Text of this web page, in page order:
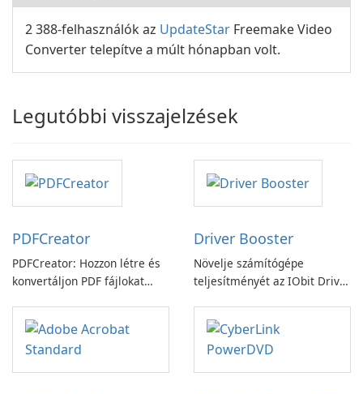
2 388-felhasználók az UpdateStar Freemake Video
Converter telepítve a múlt hónapban volt.
Legutóbbi visszajelzések
PDFCreator
PDFCreator: Hozzon létre és
konvertáljon PDF fájlokat
Driver Booster
Növelje számítógépe
teljesítményét az IObit Driver